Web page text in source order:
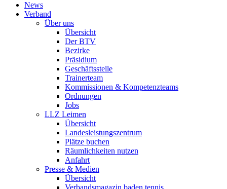
News
Verband
Über uns
Übersicht
Der BTV
Bezirke
Präsidium
Geschäftsstelle
Trainerteam
Kommissionen & Kompetenzteams
Ordnungen
Jobs
LLZ Leimen
Übersicht
Landesleistungszentrum
Plätze buchen
Räumlichkeiten nutzen
Anfahrt
Presse & Medien
Übersicht
Verbandsmagazin baden tennis